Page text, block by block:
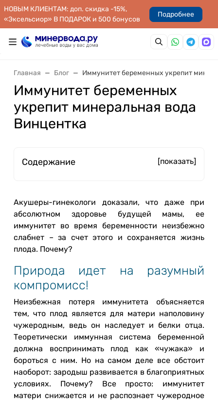
НОВЫМ КЛИЕНТАМ: доп. скидка -15%,
«Эксельсиор» В ПОДАРОК и 500 бонусов
Подробнее
Главная Блог Иммунитет беременных укрепит
Иммунитет беременных
укрепит минеральная вода
Винцентка
Содержание [показать]
Акушеры-гинекологи доказали, что даже при
абсолютном здоровье будущей мамы, ее
иммунитет во время беременности неизбежно
слабнет – за счет этого и сохраняется жизнь
плода. Почему?
Природа идет на разумный
компромисс!
Неизбежная потеря иммунитета объясняется
тем, что плод является для матери наполовину
чужеродным, ведь он наследует и белки отца.
Теоретически иммунная система беременной
должна воспринимать плод как «чужака» и
бороться с ним. Но на самом деле все обстоит
наоборот: зародыш развивается в благоприятных
условиях. Почему? Все просто: иммунитет
матери снижается и не распознает чужеродное